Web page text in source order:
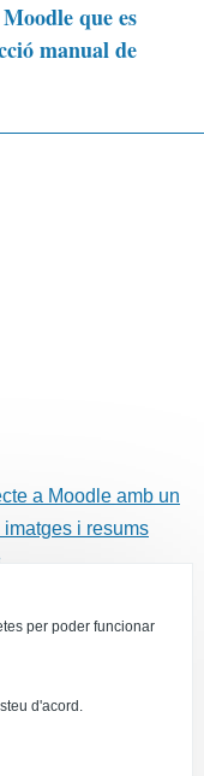
que es
manual de
a Moodle amb un
imatges i resums
que es marquin
de l'alumne
git
per poder funcionar
d'acord.